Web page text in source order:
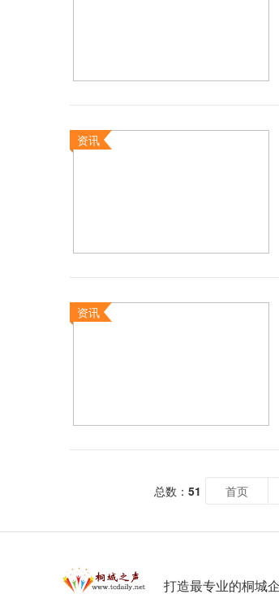
资讯
资讯
总数： 51 首页
打造最专业的桐城